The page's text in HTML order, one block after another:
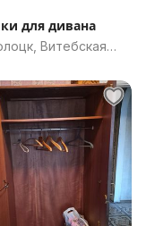
для дивана
Витебская